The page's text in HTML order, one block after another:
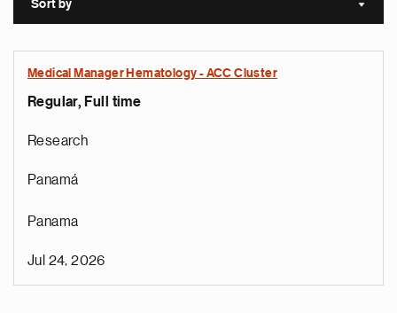
Sort by Sort
Medical Manager Hematology - ACC Cluster
Regular, Full time
Research
Panamá
Panama
Jul 24, 2026